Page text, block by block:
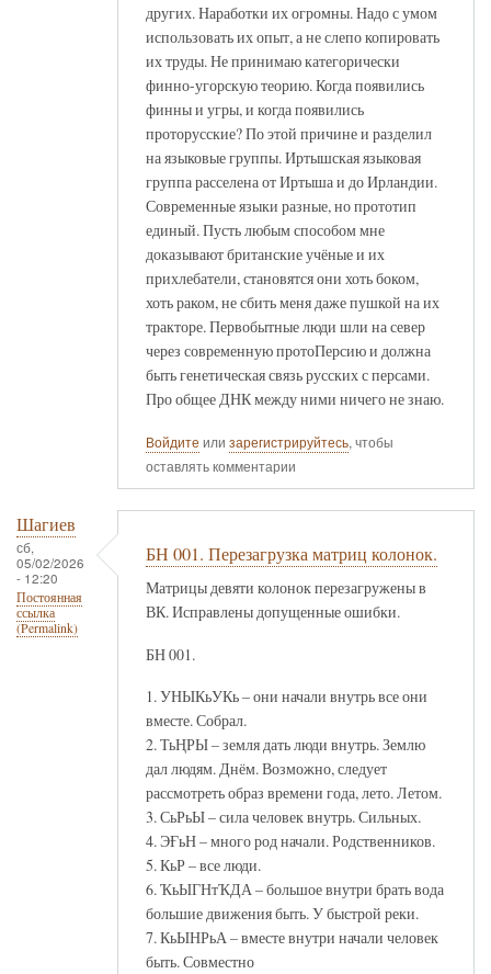
других. Наработки их огромны. Надо с умом
использовать их опыт, а не слепо копировать
их труды. Не принимаю категорически
финно-угорскую теорию. Когда появились
финны и угры, и когда появились
проторусские? По этой причине и разделил
на языковые группы. Иртышская языковая
группа расселена от Иртыша и до Ирландии.
Современные языки разные, но прототип
единый. Пусть любым способом мне
доказывают британские учёные и их
прихлебатели, становятся они хоть боком,
хоть раком, не сбить меня даже пушкой на их
тракторе. Первобытные люди шли на север
через современную протоПерсию и должна
быть генетическая связь русских с персами.
Про общее ДНК между ними ничего не знаю.
Войдите или зарегистрируйтесь, чтобы
оставлять комментарии
Шагиев
сб,
05/02/2026
- 12:20
Постоянная
ссылка
(Permalink)
БН 001. Перезагрузка матриц колонок.
Матрицы девяти колонок перезагружены в
ВК. Исправлены допущенные ошибки.
БН 001.
1. УНЫКьУКь – они начали внутрь все они
вместе. Собрал.
2. ТьҢРЫ – земля дать люди внутрь. Землю
дал людям. Днём. Возможно, следует
рассмотреть образ времени года, лето. Летом.
3. СьРьЫ – сила человек внутрь. Сильных.
4. ЭҒьН – много род начали. Родственников.
5. КьР – все люди.
6. ҠьЫГНтҠДА – большое внутри брать вода
большие движения быть. У быстрой реки.
7. КьЫНРьА – вместе внутри начали человек
быть. Совместно